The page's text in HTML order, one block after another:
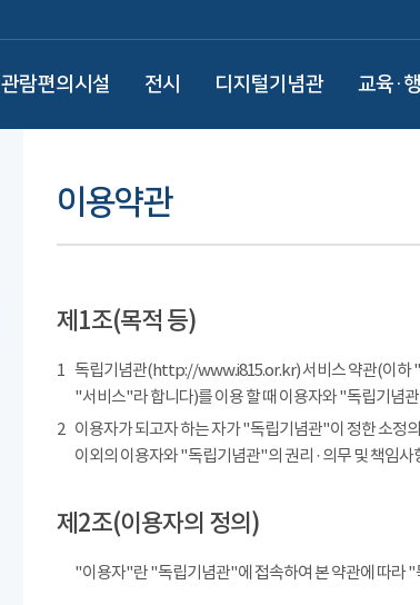
관람편의시설 전시 디지털기념관 교육·
이용약관
제1조(목적 등)
1 독립기념관(http://www.i815.or.kr) 서비스 약관(이하
"서비스"라 합니다)를 이용 할 때 이용자와 "독립기념
2 이용자가 되고자 하는 자가 "독립기념관"이 정한 소정
이외의 이용자와 "독립기념관"의 권리 · 의무 및 책임
제2조(이용자의 정의)
"이용자"란 "독립기념관"에 접속하여 본 약관에 따라